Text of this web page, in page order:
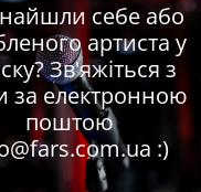
себе або
артиста у
Зв'яжіться з
за електронною
поштою
:)